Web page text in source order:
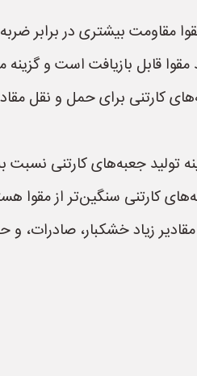
مقاومت بیشتری در برابر
مقوا قابل بازیافت است و
کارتنی برای حمل و نقل
تولید جعبه‌های کارتنی نسبت
کارتنی سنگین‌تر از مقوا
زیاد خشکبار، صادرات،